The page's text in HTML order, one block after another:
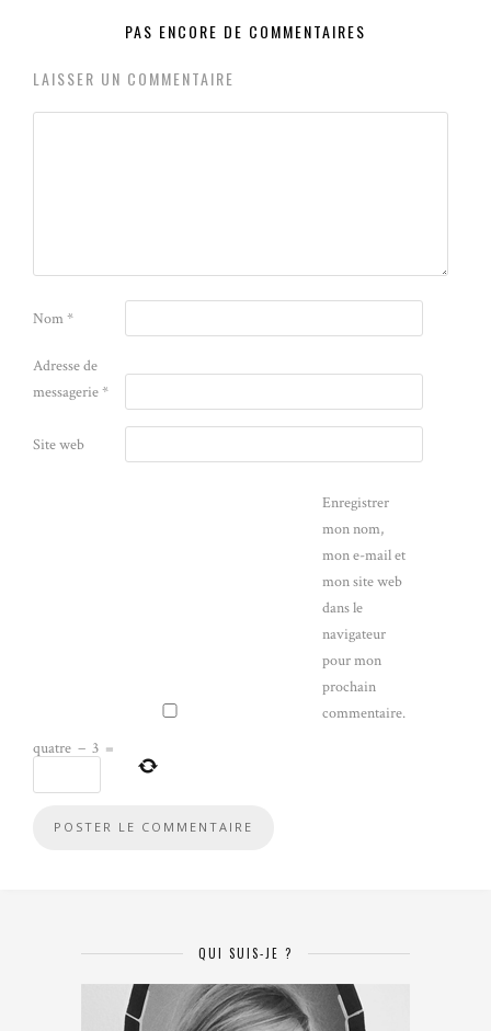
PAS ENCORE DE COMMENTAIRES
LAISSER UN COMMENTAIRE
Nom*
Adresse de
messagerie*
Site web
Enregistrer
mon nom,
mon e-mail et
mon site web
dans le
navigateur
pour mon
prochain
commentaire.
quatre − 3 =
QUI SUIS-JE ?